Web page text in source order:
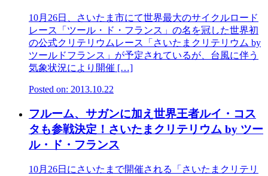
10月26日、さいたま市にて世界最大のサイクルロード
レース「ツール・ド・フランス」の名を冠した世界初
の公式クリテリウムレース「さいたまクリテリウム by
ツールドフランス」が予定されているが、台風に伴う
気象状況により開催 […]
Posted on: 2013.10.22
フルーム、サガンに加え世界王者ルイ・コス
タも参戦決定！さいたまクリテリウム by ツー
ル・ド・フランス
10月26日にさいたまで開催される「さいたまクリテリ